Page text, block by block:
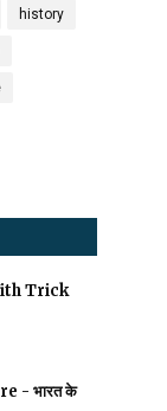
history
Trick
- भारत के